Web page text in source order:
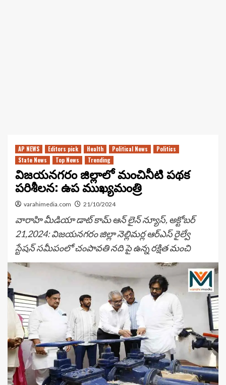
AP NEWS Editors pick Health Political News
Politics
State News
Top News Trending
విజయనగరం జిల్లాలో మంచినీటి పథక
పరిశీలన: ఉప ముఖ్యమంత్రి
varahimedia.com 21/10/2024
వారాహి మీడియా డాట్ కామ్ ఆన్ లైన్ న్యూస్, అక్టోబర్
21,2024: విజయనగరం జిల్లా నెల్లిమర్ల ఆర్ఎస్ రైల్వే
స్టేషన్ సమీపంలో చంపావతి నది పై ఉన్న రక్షిత మంచి